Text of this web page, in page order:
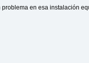
en esa instalación